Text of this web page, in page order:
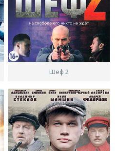
Шеф 2